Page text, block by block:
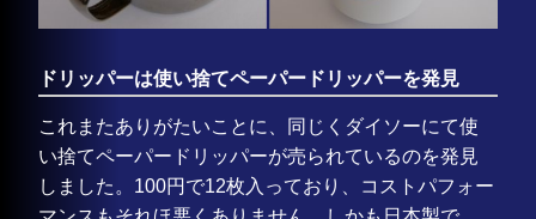
ドリッパーは使い捨てペーパードリッパーを発見
これまたありがたいことに、同じくダイソーにて使
い捨てペーパードリッパーが売られているのを発見
しました。100円で12枚入っており、コストパフォー